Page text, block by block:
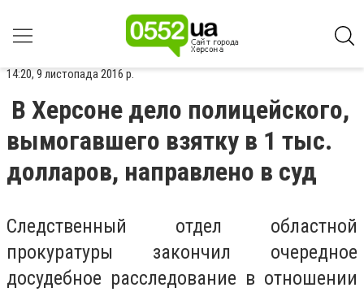
14:20, 9 листопада 2016 р.
В Херсоне дело полицейского,
вымогавшего взятку в 1 тыс.
долларов, направлено в суд
Следственный отдел областной
прокуратуры закончил очередное
досудебное расследование в отношении